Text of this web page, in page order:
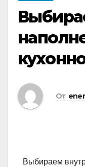
От
Выбираем